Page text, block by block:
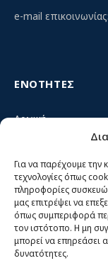
Για να παρέχουμε την
τεχνολογίες όπως
πληροφορίες
μας επιτρέψει να
όπως συμπεριφορά
τον ιστότοπο. Η μη
μπορεί να επηρεάσει
δυνατότητες.
e-mail επικοινωνίας:
ΕΝΟΤΗΤΕΣ
Αρχική
Κίνημα ΝΙΚΗ –
Θέσεις
Πρόσωπα
Όργανα και ομάδες
Βίντεο
Δελτία Τύπου